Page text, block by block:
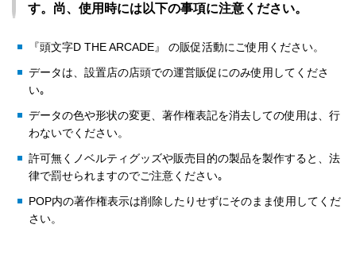
す。尚、使用時には以下の事項に注意ください。
『頭文字D THE ARCADE』 の販促活動にご使用ください。
データは、設置店の店頭での運営販促にのみ使用してくださ
い｡
データの色や形状の変更、著作権表記を消去しての使用は、行
わないでください。
許可無くノベルティグッズや販売目的の製品を製作すると、法
律で罰せられますのでご注意ください｡
POP内の著作権表示は削除したりせずにそのまま使用してくだ
さい。